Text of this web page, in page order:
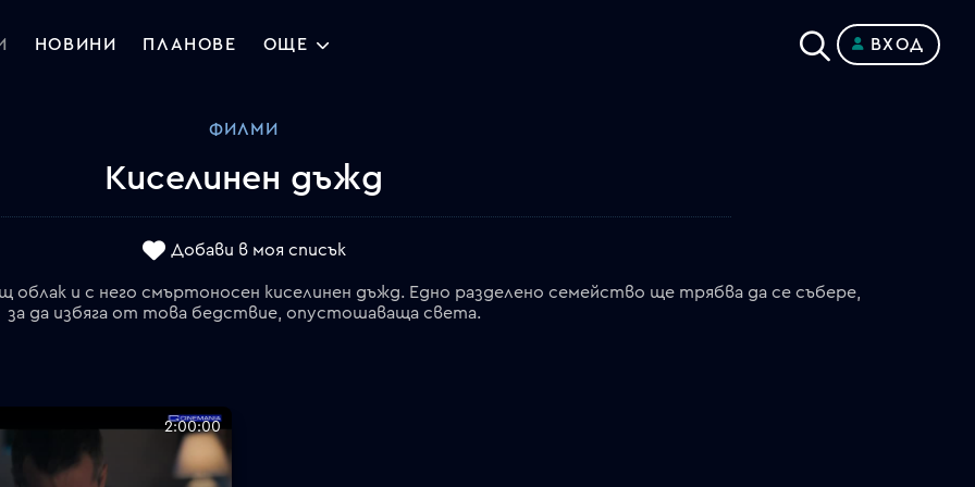
НОВИНИ ПЛАНОВЕ ОЩЕ ВХОД
ФИЛМИ
Киселинен дъжд
Добави в моя списък
облак и с него смъртоносен киселинен дъжд. Едно разделено семейство ще трябва да се събере,
за да избяга от това бедствие, опустошаваща света.
2:00:00